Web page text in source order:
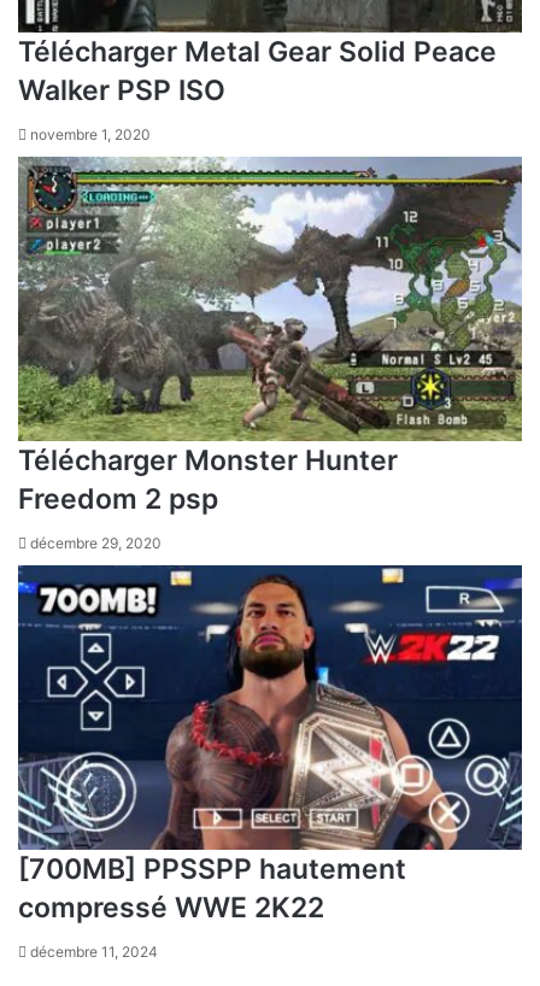
Télécharger Metal Gear Solid Peace
Walker PSP ISO
novembre 1, 2020
Télécharger Monster Hunter
Freedom 2 psp
décembre 29, 2020
[700MB] PPSSPP hautement
compressé WWE 2K22
décembre 11, 2024